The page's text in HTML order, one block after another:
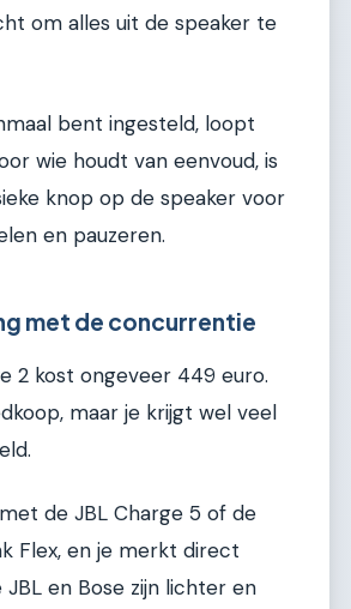
om alles uit de speaker te
bent ingesteld, loopt
wie houdt van eenvoud, is
knop op de speaker voor
en pauzeren.
met de concurrentie
2 kost ongeveer 449 euro.
maar je krijgt wel veel
de JBL Charge 5 of de
Flex, en je merkt direct
JBL en Bose zijn lichter en